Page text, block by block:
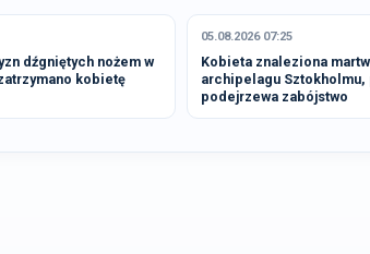
dźgniętych nożem w
kobietę
05.08.2026 07:25
Kobieta znaleziona
archipelagu
podejrzewa zabójstwo